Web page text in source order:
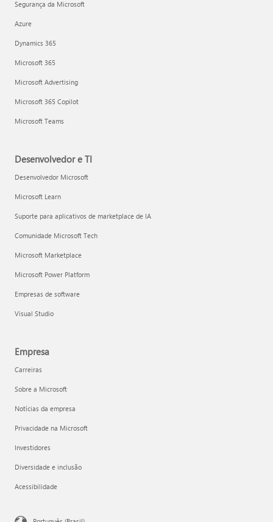
Segurança da Microsoft
Azure
Dynamics 365
Microsoft 365
Microsoft Advertising
Microsoft 365 Copilot
Microsoft Teams
Desenvolvedor e TI
Desenvolvedor Microsoft
Microsoft Learn
Suporte para aplicativos de marketplace de IA
Comunidade Microsoft Tech
Microsoft Marketplace
Microsoft Power Platform
Empresas de software
Visual Studio
Empresa
Carreiras
Sobre a Microsoft
Notícias da empresa
Privacidade na Microsoft
Investidores
Diversidade e inclusão
Acessibilidade